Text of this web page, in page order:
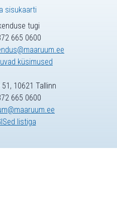
tugi
665 0600
küsimused
sisukaarti
10621 Tallinn
665 0600
listiga